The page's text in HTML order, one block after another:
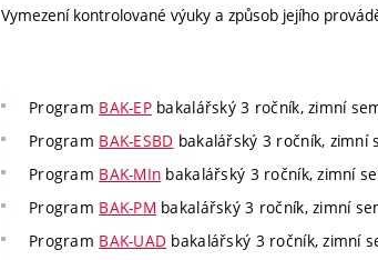
Vymezení kontrolované výuky a způsob jejího
Program BAK-EPbakalářský 3 ročník, zimní
Program BAK-ESBD bakalářský 3 ročník, zimní
Program BAK-MIn bakalářský 3 ročník, zimní
Program BAK-PM bakalářský 3 ročník, zimní
Program BAK-UAD bakalářský 3 ročník, zimní